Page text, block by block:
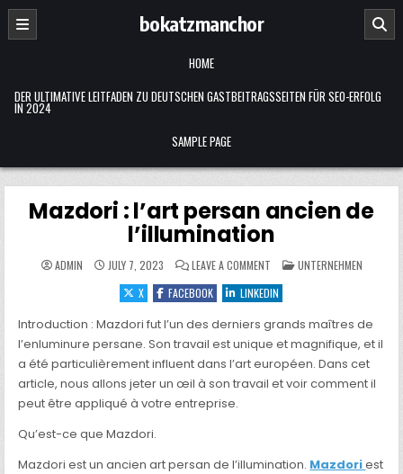
Skip
content
bokatzmanchor
HOME
DER ULTIMATIVE LEITFADEN ZU DEUTSCHEN GASTBEITRAGSSEITEN FÜR SEO-ERFOLG
IN 2024
SAMPLE PAGE
Mazdori : l’art persan ancien de
l’illumination
ADMIN JULY 7, 2023 LEAVE A COMMENTON
MAZDORI :
L’ART
PERSAN
ANCIEN
L’ILLUMINATION
POSTED
IN
UNTERNEHMEN
X
FACEBOOK LINKEDIN
Introduction : Mazdori fut l’un des derniers grands maîtres de
l’enluminure persane. Son travail est unique et magnifique, et il
a été particulièrement influent dans l’art européen. Dans cet
article, nous allons jeter un œil à son travail et voir comment il
peut être appliqué à votre entreprise.
Qu’est-ce que Mazdori.
Mazdori est un ancien art persan de l’illumination. Mazdoriest